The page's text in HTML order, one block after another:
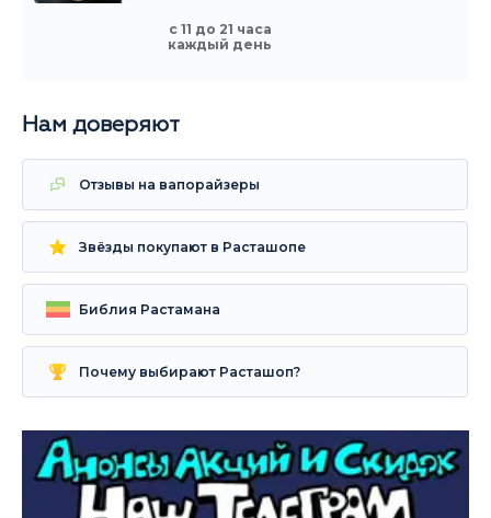
с 11 до 21 часа
каждый день
Нам доверяют
Отзывы на вапорайзеры
Звёзды покупают в Расташопе
Библия Растамана
Почему выбирают Расташоп?